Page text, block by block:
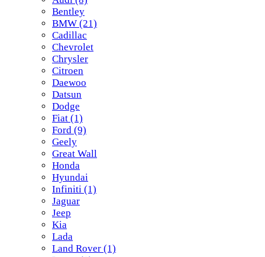
Bentley
BMW (21)
Cadillac
Chevrolet
Chrysler
Citroen
Daewoo
Datsun
Dodge
Fiat (1)
Ford (9)
Geely
Great Wall
Honda
Hyundai
Infiniti (1)
Jaguar
Jeep
Kia
Lada
Land Rover (1)